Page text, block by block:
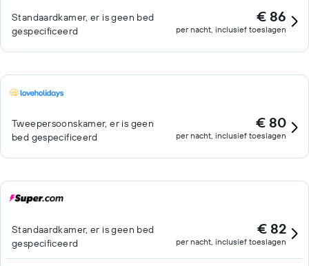
Standaardkamer, er is geen bed
gespecificeerd
€ 86
per nacht, inclusief toeslagen
Tweepersoonskamer, er is geen
bed gespecificeerd
€ 80
per nacht, inclusief toeslagen
Standaardkamer, er is geen bed
gespecificeerd
€ 82
per nacht, inclusief toeslagen